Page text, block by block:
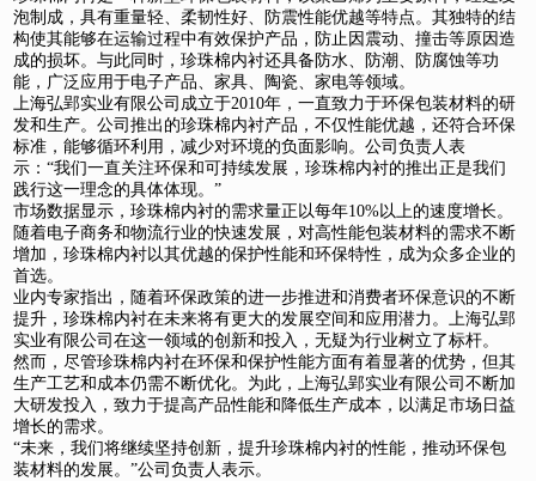
泡制成，具有重量轻、柔韧性好、防震性能优越等特点。其独特的结
构使其能够在运输过程中有效保护产品，防止因震动、撞击等原因造
成的损坏。与此同时，珍珠棉内衬还具备防水、防潮、防腐蚀等功
能，广泛应用于电子产品、家具、陶瓷、家电等领域。
上海弘郢实业有限公司成立于2010年，一直致力于环保包装材料的研
发和生产。公司推出的珍珠棉内衬产品，不仅性能优越，还符合环保
标准，能够循环利用，减少对环境的负面影响。公司负责人表
示：“我们一直关注环保和可持续发展，珍珠棉内衬的推出正是我们
践行这一理念的具体体现。”
市场数据显示，珍珠棉内衬的需求量正以每年10%以上的速度增长。
随着电子商务和物流行业的快速发展，对高性能包装材料的需求不断
增加，珍珠棉内衬以其优越的保护性能和环保特性，成为众多企业的
首选。
业内专家指出，随着环保政策的进一步推进和消费者环保意识的不断
提升，珍珠棉内衬在未来将有更大的发展空间和应用潜力。上海弘郢
实业有限公司在这一领域的创新和投入，无疑为行业树立了标杆。
然而，尽管珍珠棉内衬在环保和保护性能方面有着显著的优势，但其
生产工艺和成本仍需不断优化。为此，上海弘郢实业有限公司不断加
大研发投入，致力于提高产品性能和降低生产成本，以满足市场日益
增长的需求。
“未来，我们将继续坚持创新，提升珍珠棉内衬的性能，推动环保包
装材料的发展。”公司负责人表示。